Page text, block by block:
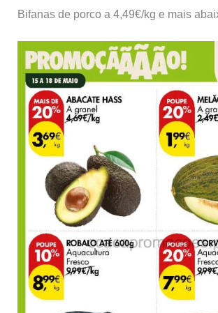
Bifanas de porco a 4,49€/kg e mais